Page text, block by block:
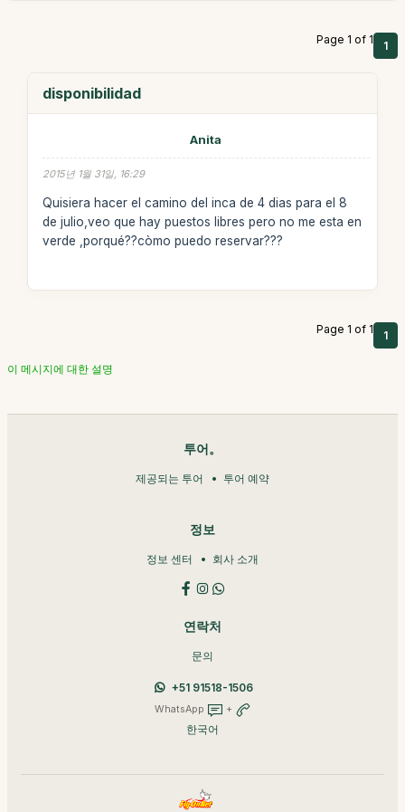
Page 1 of 1 1
disponibilidad
Anita
2015년 1월 31일, 16:29
Quisiera hacer el camino del inca de 4 dias para el 8
de julio,veo que hay puestos libres pero no me esta en
verde ,porqué??còmo puedo reservar???
Page 1 of 1 1
이 메시지에 대한 설명
투어。
제공되는 투어 투어 예약
정보
정보 센터 회사 소개
연락처
문의
+51 91518-1506
WhatsApp +
한국어